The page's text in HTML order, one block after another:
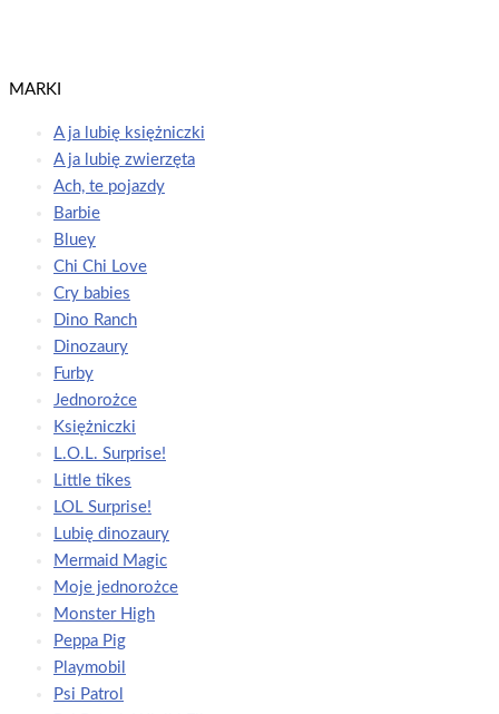
MARKI
A ja lubię księżniczki
A ja lubię zwierzęta
Ach, te pojazdy
Barbie
Bluey
Chi Chi Love
Cry babies
Dino Ranch
Dinozaury
Furby
Jednorożce
Księżniczki
L.O.L. Surprise!
Little tikes
LOL Surprise!
Lubię dinozaury
Mermaid Magic
Moje jednorożce
Monster High
Peppa Pig
Playmobil
Psi Patrol